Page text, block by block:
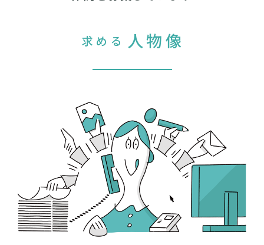
求める 人物像